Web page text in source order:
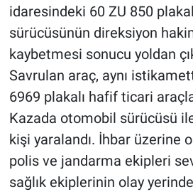
idaresindeki 60 ZU 850
sürücüsünün direksiyon
kaybetmesi sonucu yoldan
Savrulan araç, aynı
6969 plakalı hafif ticari
Kazada otomobil sürücüsü
kişi yaralandı. İhbar üzerine
polis ve jandarma ekipleri
sağlık ekiplerinin olay
Güvenlik
Bölge